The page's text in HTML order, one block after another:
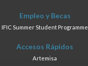
Empleo y Becas
IFIC Summer Student Programme
Accesos Rápidos
Artemisa